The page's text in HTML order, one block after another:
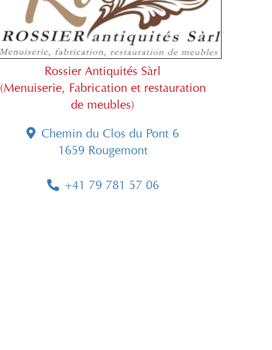
Rossier Antiquités Sàrl
(Menuiserie, Fabrication et restauration
de meubles)
Chemin du Clos du Pont 6
1659 Rougemont
+41 79 781 57 06